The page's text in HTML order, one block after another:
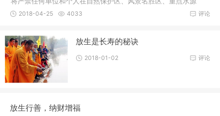
地、重点湖
评论
2018-04-25 4033
放生是长寿的秘诀
评论
2018-01-02
放生行善，纳财增福